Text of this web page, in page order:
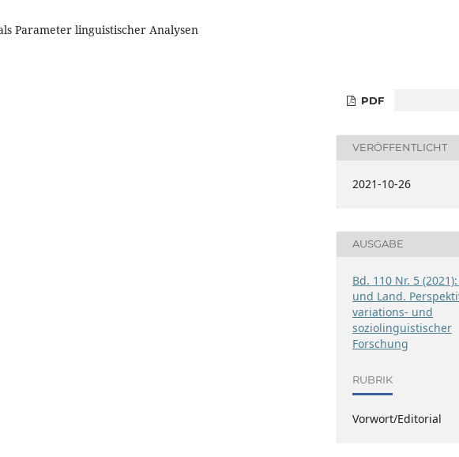
Parameter linguistischer Analysen
PDF
VERÖFFENTLICHT
2021-10-26
AUSGABE
Bd. 110 Nr. 5
und Land.
variations- und
soziolinguistischer
Forschung
RUBRIK
Vorwort/Editorial